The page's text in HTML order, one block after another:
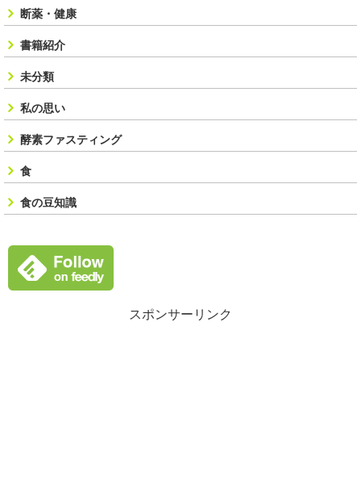
断薬・健康
書籍紹介
未分類
私の思い
酵素ファスティング
食
食の豆知識
スポンサーリンク